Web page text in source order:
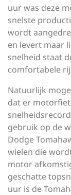
uur was deze
snelste
wordt
en levert maar
snelheid staat
comfortabele
Natuurlijk
dat er
gebruik op de
Dodge
wielen die
motor
geschatte
uur is de